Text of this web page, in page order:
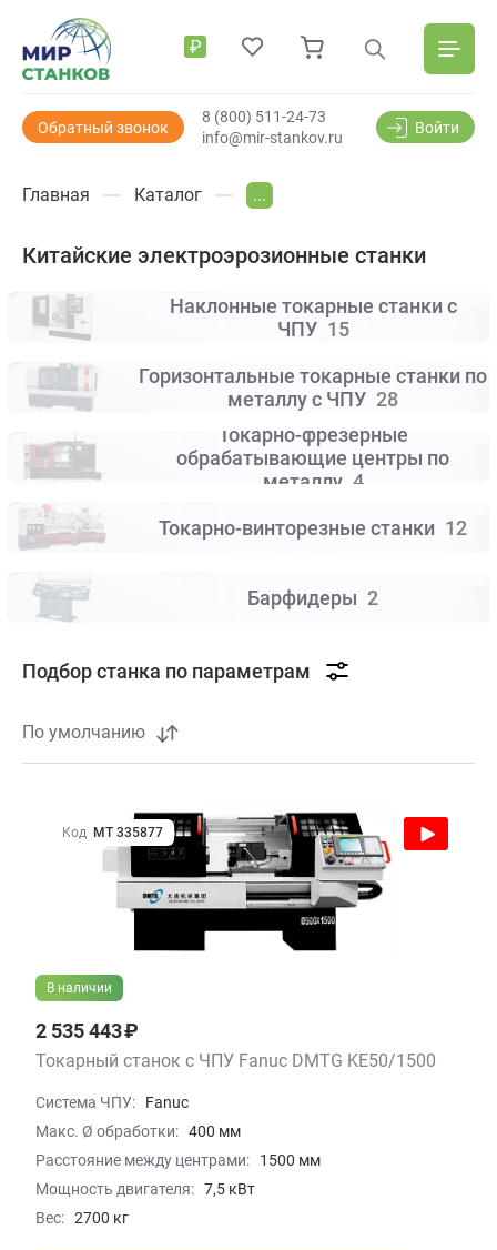
₽
Обратный звонок
info@mir-stankov.ru
8 (800) 511-24-73
Войти
Главная Каталог ...
Китайские электроэрозионные станки
Наклонные токарные станки с
ЧПУ 15
Горизонтальные токарные станки по
металлу с ЧПУ 28
Токарно-фрезерные
обрабатывающие центры по
металлу 4
Токарно-винторезные станки 12
Барфидеры 2
Подбор станка по параметрам
По умолчанию
В наличии
2 535 443 ₽
Токарный станок с ЧПУ Fanuc DMTG KE50/1500
Система ЧПУ:
Fanuc
Макс. Ø обработки: 400 мм
Расстояние между центрами:
1500 мм
Мощность двигателя: 7,5 кВт
Вес: 2700 кг
Код МТ 335877